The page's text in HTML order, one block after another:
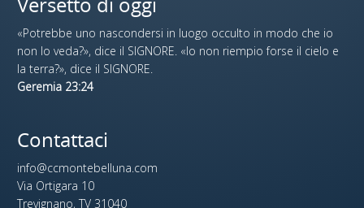
«Potrebbe uno nascondersi in luogo occulto in modo che io
non lo veda?», dice il SIGNORE. «Io non riempio forse il cielo e
la terra?», dice il SIGNORE.
Geremia 23:24
Contattaci
info@ccmontebelluna.com
Via Ortigara 10
Trevignano, TV 31040